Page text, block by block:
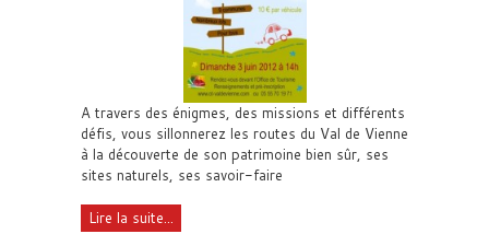
A travers des énigmes, des missions et différents
défis, vous sillonnerez les routes du Val de Vienne
à la découverte de son patrimoine bien sûr, ses
sites naturels, ses savoir-faire
Lire la suite...